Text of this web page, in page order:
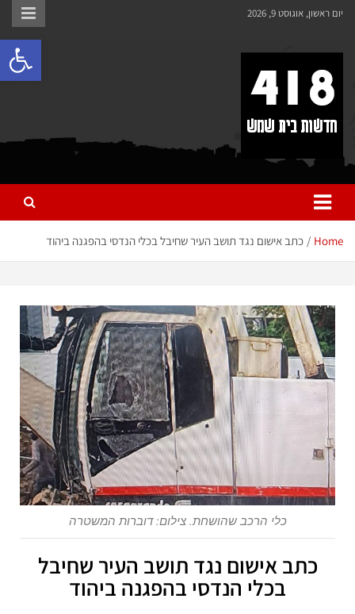
לתוכן
יום ראשון, אוגוסט 9, 2026
418 – חדשות בית שמש
כל מה שחדש ומעניין בבית שמש בכלל והחרדית בפרט
Home כתב אישום נגד תושב העיר שחיבל בכלי הנדסי בהפגנה ביהוד
כלי הרכב שהושחת. צילום: דוברות המשטרה
כתב אישום נגד תושב העיר שחיבל
בכלי הנדסי בהפגנה ביהוד